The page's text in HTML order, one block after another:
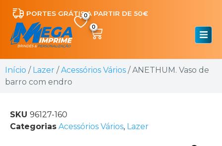
PORTES GRÁTIS A PARTIR DE 50€
0
Início / Lazer /Acessórios Vários / ANETHUM. Vaso de
barro com endro
SKU 96127-160
Categorias Acessórios Vários, Lazer